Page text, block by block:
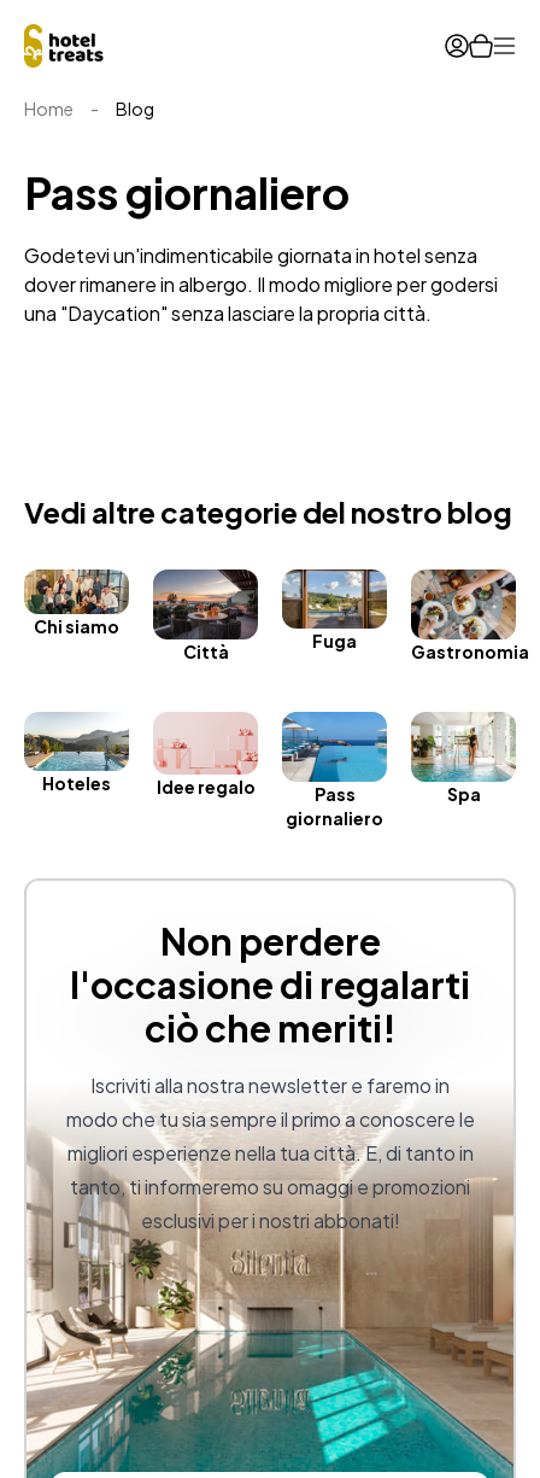
Home - Blog
Pass giornaliero
Godetevi un'indimenticabile giornata in hotel senza
dover rimanere in albergo. Il modo migliore per godersi
una "Daycation" senza lasciare la propria città.
Vedi altre categorie del nostro blog
Chi siamo
Città
Fuga
Gastronomia
Hoteles Idee regalo
Pass
giornaliero
Spa
Non perdere
l'occasione di regalarti
ciò che meriti!
Iscriviti alla nostra newsletter e faremo in
modo che tu sia sempre il primo a conoscere le
migliori esperienze nella tua città. E, di tanto in
tanto, ti informeremo su omaggi e promozioni
esclusivi per i nostri abbonati!